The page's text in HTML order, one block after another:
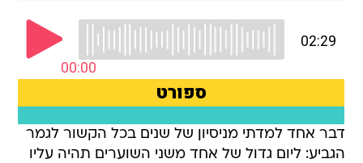
דבר אחד למדתי מניסיון של שנים בכל הקשור לגמר
הגביע: ליום גדול של אחד משני השוערים תהיה עליו